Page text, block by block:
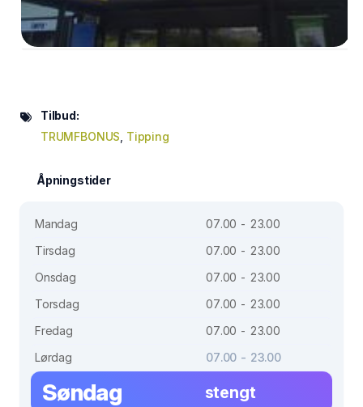
Tilbud:
TRUMFBONUS Tipping
Åpningstider
Mandag
07.00 - 23.00
Tirsdag
07.00 - 23.00
Onsdag
07.00 - 23.00
Torsdag
07.00 - 23.00
Fredag
07.00 - 23.00
Lørdag
07.00 - 23.00
Søndag stengt